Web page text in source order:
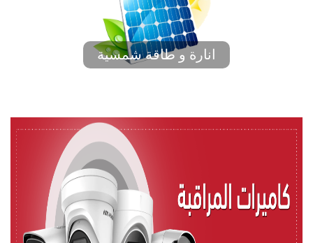
انارة و طاقة شمسية